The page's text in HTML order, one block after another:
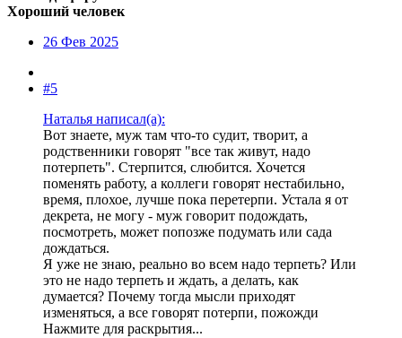
Хороший человек
26 Фев 2025
#5
Наталья написал(а):
Вот знаете, муж там что-то судит, творит, а
родственники говорят "все так живут, надо
потерпеть". Стерпится, слюбится. Хочется
поменять работу, а коллеги говорят нестабильно,
время, плохое, лучше пока перетерпи. Устала я от
декрета, не могу - муж говорит подождать,
посмотреть, может попозже подумать или сада
дождаться.
Я уже не знаю, реально во всем надо терпеть? Или
это не надо терпеть и ждать, а делать, как
думается? Почему тогда мысли приходят
изменяться, а все говорят потерпи, пожожди
Нажмите для раскрытия...